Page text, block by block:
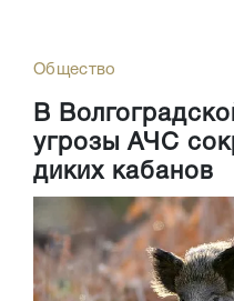
Общество
В
угрозы АЧС
диких кабанов